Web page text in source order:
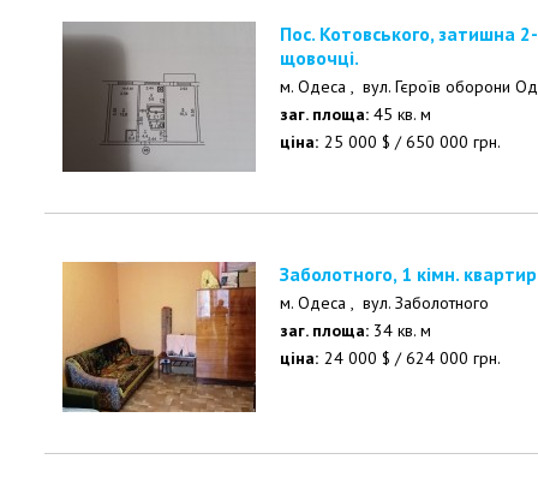
Пос. Котовського, затишна 2-кімнатна квартира в хру
щовочці.
м. Одеса , вул. Гєроїв оборони
заг. площа: 45 кв. м
ціна: 25 000 $ /650 000 грн.
Заболотного, 1 кімн.
м. Одеса , вул. Заболотного
заг. площа: 34 кв. м
ціна: 24 000 $ /624 000 грн.